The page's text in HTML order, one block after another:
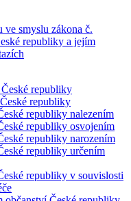
ve smyslu zákona č.
republiky a jejím
republiky
republiky
republiky nalezením
republiky osvojením
republiky narozením
republiky určením
republiky v souvislosti